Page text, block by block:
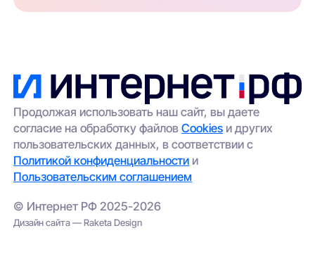
Продолжая использовать наш сайт, вы даете
согласие на обработку файловCookies и других
пользовательских данных, в соответствии с
Политикой конфиденциальности и
Пользовательским соглашением
© Интернет РФ 2025-2026
Дизайн сайта — Raketa Design